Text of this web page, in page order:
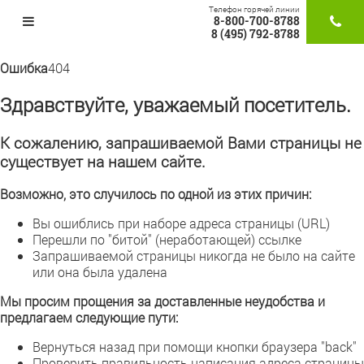
Телефон горячей линии
8-800-700-8788
8 (495) 792-8788
Ошибка404
Здравствуйте, уважаемый посетитель.
К сожалению, запрашиваемой Вами страницы не
существует на нашем сайте.
Возможно, это случилось по одной из этих причин:
Вы ошиблись при наборе адреса страницы (URL)
Перешли по "битой" (неработающей) ссылке
Запрашиваемой страницы никогда не было на сайте
или она была удалена
Мы просим прощения за доставленные неудобства и
предлагаем следующие пути:
Вернуться назад при помощи кнопки браузера "back"